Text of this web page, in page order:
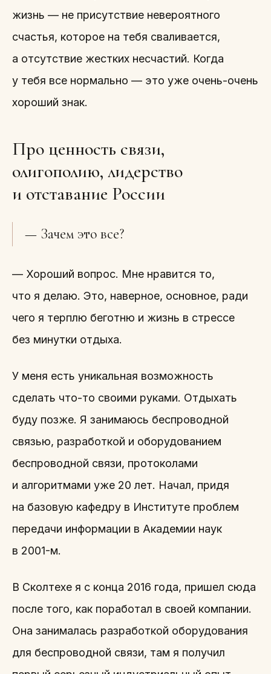
жизнь — не присутствие невероятного
счастья, которое на тебя сваливается,
а отсутствие жестких несчастий. Когда
у тебя все нормально — это уже очень-очень
хороший знак.
Про ценность связи,
олигополию, лидерство
и отставание России
— Зачем это все?
— Хороший вопрос. Мне нравится то,
что я делаю. Это, наверное, основное, ради
чего я терплю беготню и жизнь в стрессе
без минутки отдыха.
У меня есть уникальная возможность
сделать что-то своими руками. Отдыхать
буду позже. Я занимаюсь беспроводной
связью, разработкой и оборудованием
беспроводной связи, протоколами
и алгоритмами уже 20 лет. Начал, придя
на базовую кафедру в Институте проблем
передачи информации в Академии наук
в 2001-м.
В Сколтехе я с конца 2016 года, пришел сюда
после того, как поработал в своей компании.
Она занималась разработкой оборудования
для беспроводной связи, там я получил